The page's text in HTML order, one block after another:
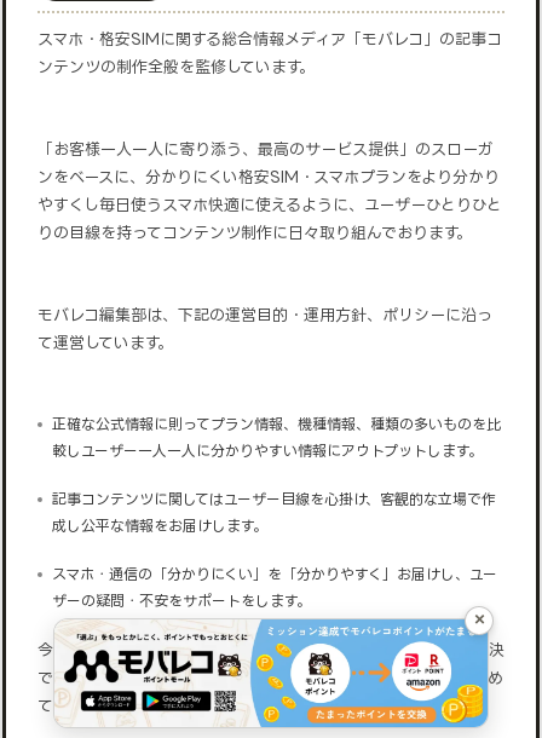
スマホ・格安SIMに関する総合情報メディア「モバレコ」の記事コ
ンテンツの制作全般を監修しています。
「お客様一人一人に寄り添う、最高のサービス提供」のスローガ
ンをベースに、分かりにくい格安SIM・スマホプランをより分かり
やすくし毎日使うスマホ快適に使えるように、ユーザーひとりひと
りの目線を持ってコンテンツ制作に日々取り組んでおります。
モバレコ編集部は、下記の運営目的・運用方針、ポリシーに沿っ
て運営しています。
正確な公式情報に則ってプラン情報、機種情報、種類の多いものを比
較しユーザー一人一人に分かりやすい情報にアウトプットします。
記事コンテンツに関してはユーザー目線を心掛け、客観的な立場で作
成し公平な情報をお届けします。
スマホ・通信の「分かりにくい」を「分かりやすく」お届けし、ユー
ザーの疑問・不安をサポートをします。
今後も、スマホ・格安SIMの疑問点や分かりにくい情報の問題解決
できるようにユーザー目線に寄り添った情報サイトを目指して努め
てまいります。
×